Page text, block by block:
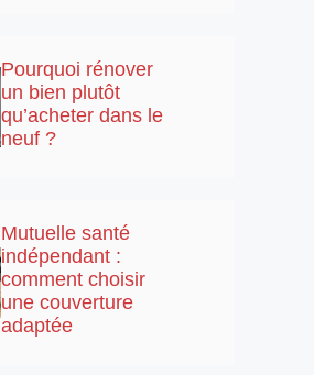
Pourquoi rénover
un bien plutôt
qu’acheter dans le
neuf ?
Mutuelle santé
indépendant :
comment choisir
une couverture
adaptée